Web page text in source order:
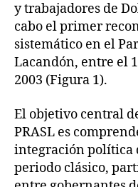
y trabajadores de
cabo el primer
sistemático en el
Lacandón, entre el
2003 (Figura 1).
El objetivo central
PRASL es
integración política
periodo clásico,